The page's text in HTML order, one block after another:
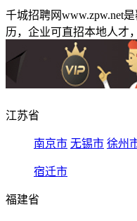
千城招聘网www.zpw.net
历，企业可直招本地人才
江苏省
南京市 无锡市 徐州
宿迁市
福建省